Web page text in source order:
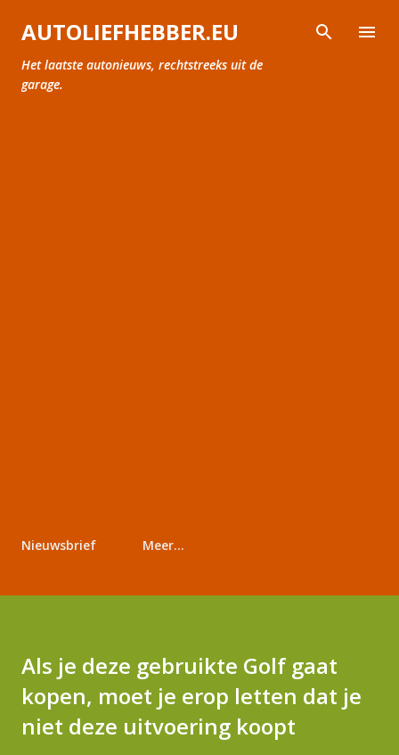
Doorgaan naar hoofdcontent
AUTOLIEFHEBBER.EU
Het laatste autonieuws, rechtstreeks uit de
garage.
Nieuwsbrief Meer…
Als je deze gebruikte Golf gaat
kopen, moet je erop letten dat je
niet deze uitvoering koopt